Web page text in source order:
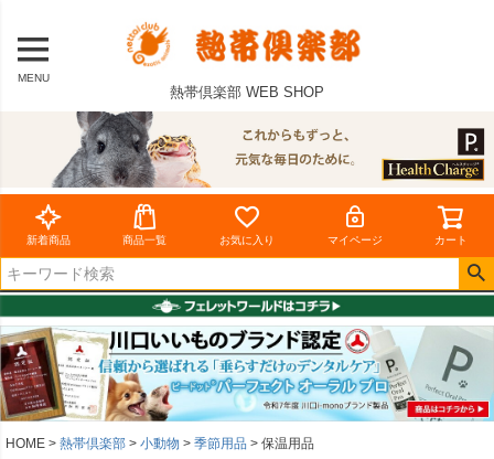
MENU
熱帯倶楽部 WEB SHOP
新着商品 商品一覧 お気に入り マイページ カート
HOME 熱帯倶楽部 小動物 季節用品 保温用品